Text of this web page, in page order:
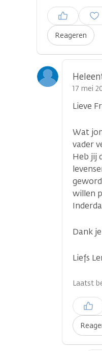
Reageren
Inloggen om
plaatsen
17 mei
Lieve
Wat
vader
Heb jij
willen
Dank
Liefs
Laatst
plaatsen